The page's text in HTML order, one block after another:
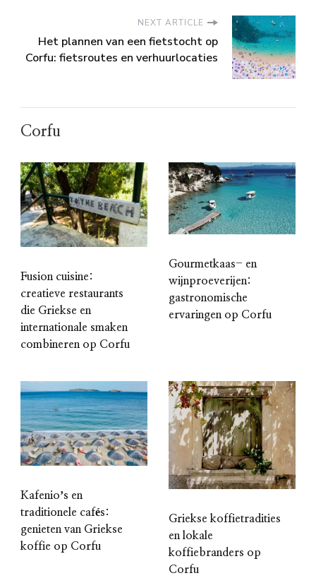
NEXT ARTICLE
Het plannen van een fietstocht op
Corfu: fietsroutes en verhuurlocaties
Corfu
Fusion cuisine:
creatieve restaurants
die Griekse en
internationale smaken
combineren op Corfu
Gourmetkaas- en
wijnproeverijen:
gastronomische
ervaringen op Corfu
Kafenioʼs en
traditionele cafés:
genieten van Griekse
koffie op Corfu
Griekse koffietradities
en lokale
koffiebranders op
Corfu